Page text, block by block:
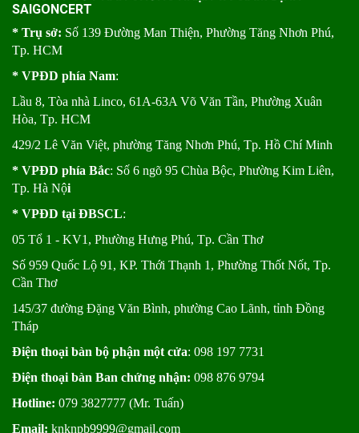
SAIGONCERT
* Trụ sở: Số 139 Đường Man Thiện, Phường Tăng Nhơn Phú,
Tp. HCM
* VPĐD phía Nam:
Lầu 8, Tòa nhà Linco, 61A-63A Võ Văn Tần, Phường Xuân
Hòa, Tp. HCM
429/2 Lê Văn Việt, phường Tăng Nhơn Phú, Tp. Hồ Chí Minh
* VPĐD phía Bắc: Số 6 ngõ 95 Chùa Bộc, Phường Kim Liên,
Tp. Hà Nội
* VPĐD tại ĐBSCL:
05 Tổ 1 - KV1, Phường Hưng Phú, Tp. Cần Thơ
Số 959 Quốc Lộ 91, KP. Thới Thạnh 1, Phường Thốt Nốt, Tp.
Cần Thơ
145/37 đường Đặng Văn Bình, phường Cao Lãnh, tỉnh Đồng
Tháp
Điện thoại bàn bộ phận một cửa: 098 197 7731
Điện thoại bàn Ban chứng nhận: 098 876 9794
Hotline: 079 3827777 (Mr. Tuấn)
Email: knknpb9999@gmail.com